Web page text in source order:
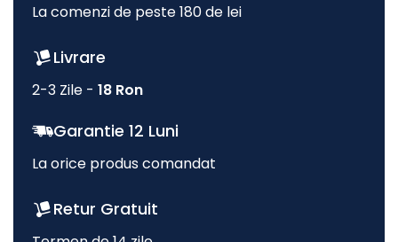
La comenzi de peste 180 de lei
Livrare
2-3 Zile -18 Ron
Garantie 12 Luni
La orice produs comandat
Retur Gratuit